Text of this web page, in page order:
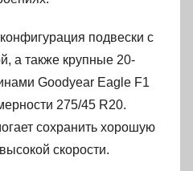
подвески с
а также крупные 20-
Goodyear Eagle F1
275/45 R20.
сохранить хорошую
скорости.